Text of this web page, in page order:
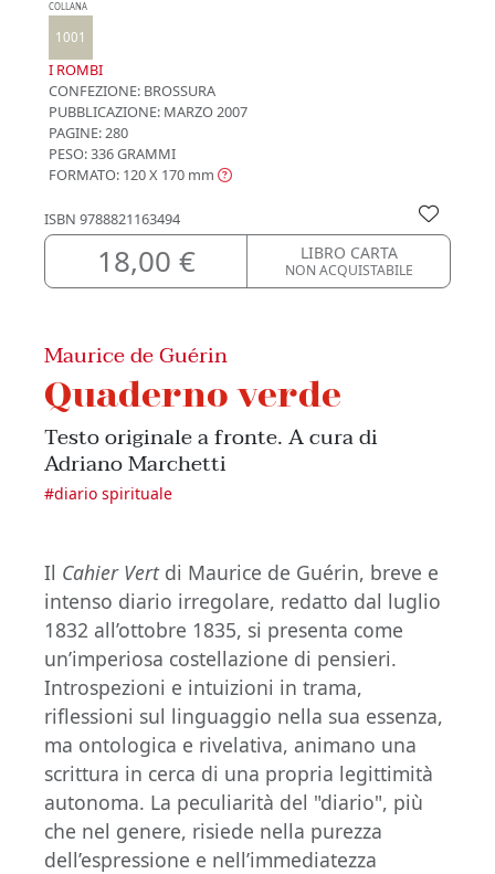
COLLANA
1001
I ROMBI
CONFEZIONE: BROSSURA
PUBBLICAZIONE: MARZO 2007
PAGINE: 280
PESO: 336 GRAMMI
FORMATO: 120 X 170 mm
ISBN 9788821163494
18,00 € LIBRO CARTA
NON ACQUISTABILE
Maurice de Guérin
Quaderno verde
Testo originale a fronte. A cura di
Adriano Marchetti
#diario spirituale
Il Cahier Vertdi Maurice de Guérin, breve e
intenso diario irregolare, redatto dal luglio
1832 all’ottobre 1835, si presenta come
un’imperiosa costellazione di pensieri.
Introspezioni e intuizioni in trama,
riflessioni sul linguaggio nella sua essenza,
ma ontologica e rivelativa, animano una
scrittura in cerca di una propria legittimità
autonoma. La peculiarità del "diario", più
che nel genere, risiede nella purezza
dell’espressione e nell’immediatezza